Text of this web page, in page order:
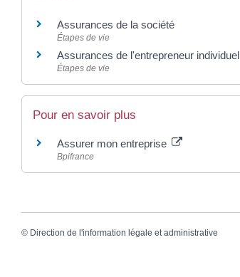
Assurances de la société
Étapes de vie
Assurances de l'entrepreneur individuel
Étapes de vie
Pour en savoir plus
Assurer mon entreprise
Bpifrance
© Direction de l'information légale et administrative